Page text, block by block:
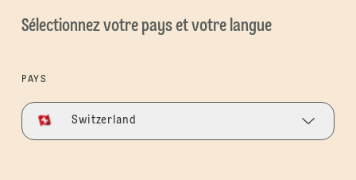
Sélectionnez votre pays et votre langue
PAYS
Switzerland